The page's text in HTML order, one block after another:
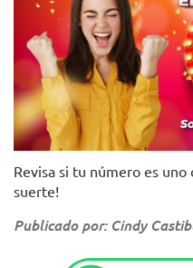
Revisa si tu número es uno
suerte!
Publicado por: Cindy